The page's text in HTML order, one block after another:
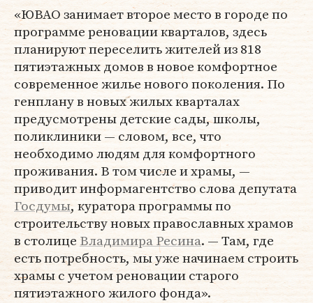
«ЮВАО занимает второе место в городе по
программе реновации кварталов, здесь
планируют переселить жителей из 818
пятиэтажных домов в новое комфортное
современное жилье нового поколения. По
генплану в новых жилых кварталах
предусмотрены детские сады, школы,
поликлиники — словом, все, что
необходимо людям для комфортного
проживания. В том числе и храмы, —
приводит информагентство слова депутата
Госдумы, куратора программы по
строительству новых православных храмов
в столице Владимира Ресина. — Там, где
есть потребность, мы уже начинаем строить
храмы с учетом реновации старого
пятиэтажного жилого фонда».